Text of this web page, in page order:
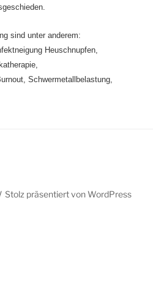
sind unter anderem:
Heuschnupfen,
Schwermetallbelastung,
Stolz präsentiert von WordPress